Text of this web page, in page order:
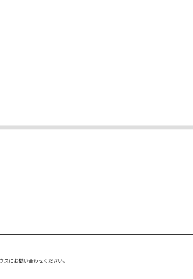
スにお問い合わせください。